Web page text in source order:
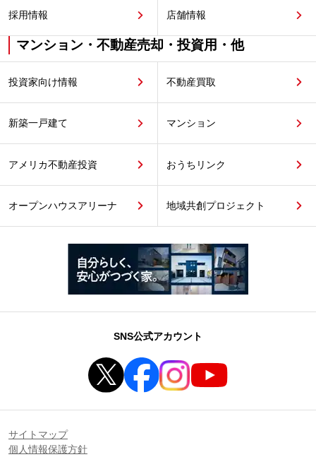
採用情報 店舗情報
マンション・不動産売却・投資用・他
投資家向け情報 不動産買取
新築一戸建て マンション
アメリカ不動産投資 おうちリンク
オープンハウスアリーナ 地域共創プロジェクト
SNS公式アカウント
サイトマップ
個人情報保護方針